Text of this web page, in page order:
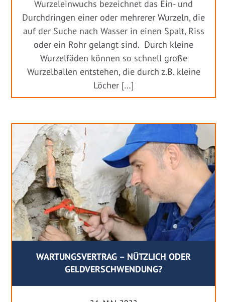
Wurzeleinwuchs bezeichnet das Ein- und
Durchdringen einer oder mehrerer Wurzeln, die
auf der Suche nach Wasser in einen Spalt, Riss
oder ein Rohr gelangt sind. Durch kleine
Wurzelfäden können so schnell große
Wurzelballen entstehen, die durch z.B. kleine
Löcher […]
WARTUNGSVERTRAG – NÜTZLICH ODER
GELDVERSCHWENDUNG?